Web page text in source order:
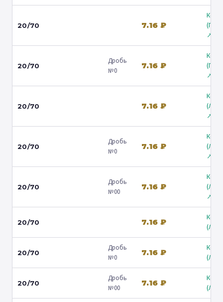
20/70 7.16 ₽
↗
20/70
Дробь
№0
7.16 ₽
↗
20/70 7.16 ₽
↗
20/70
Дробь
№0
7.16 ₽
↗
20/70
Дробь
№00
7.16 ₽
↗
20/70 7.16 ₽
20/70
Дробь
№0
7.16 ₽
20/70
Дробь
№00
7.16 ₽